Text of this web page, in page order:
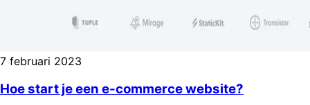
7 februari 2023
Hoe start je een e-commerce website?